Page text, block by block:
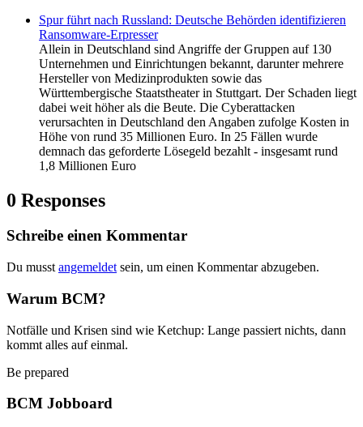
Spur führt nach Russland: Deutsche Behörden identifizieren
Ransomware-Erpresser
Allein in Deutschland sind Angriffe der Gruppen auf 130
Unternehmen und Einrichtungen bekannt, darunter mehrere
Hersteller von Medizinprodukten sowie das
Württembergische Staatstheater in Stuttgart. Der Schaden liegt
dabei weit höher als die Beute. Die Cyberattacken
verursachten in Deutschland den Angaben zufolge Kosten in
Höhe von rund 35 Millionen Euro. In 25 Fällen wurde
demnach das geforderte Lösegeld bezahlt - insgesamt rund
1,8 Millionen Euro
0 Responses
Schreibe einen Kommentar
Du musst angemeldet sein, um einen Kommentar abzugeben.
Warum BCM?
Notfälle und Krisen sind wie Ketchup: Lange passiert nichts, dann
kommt alles auf einmal.
Be prepared
BCM Jobboard